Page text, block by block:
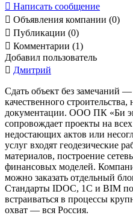
 Написать сообщение
 Объявления компании (0)
 Публикации (0)
 Комментарии (1)
Добавил пользователь
 Дмитрий
Сдать объект без замечаний —
качественного
документации. ООО ПК «Би
сопровождает проекты на всех
недостающих актов или
услуг входят геодезические
материалов, построение
финансовых моделей.
можно заказать отдельный
Стандарты IDOC, 1С и BIM
встраиваться в процессы
охват — вся Россия.